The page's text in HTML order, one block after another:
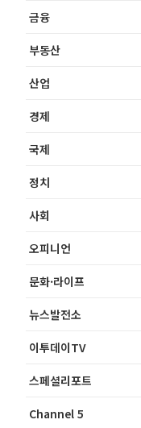
금융
부동산
산업
경제
국제
정치
사회
오피니언
문화·라이프
뉴스발전소
이투데이TV
스페셜리포트
Channel 5